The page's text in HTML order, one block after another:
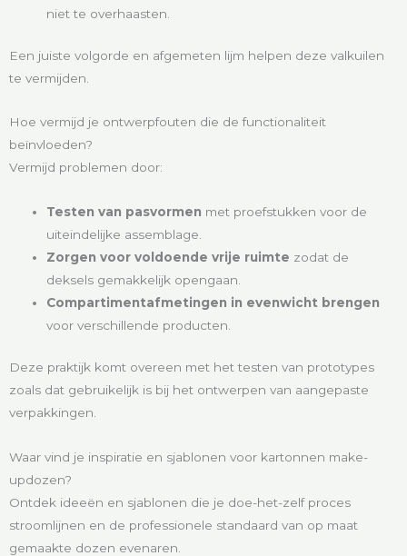
niet te overhaasten.
Een juiste volgorde en afgemeten lijm helpen deze valkuilen
te vermijden.
Hoe vermijd je ontwerpfouten die de functionaliteit
beïnvloeden?
Vermijd problemen door:
Testen van pasvormen met proefstukken voor de
uiteindelijke assemblage.
Zorgen voor voldoende vrije ruimte zodat de
deksels gemakkelijk opengaan.
Compartimentafmetingen in evenwicht brengen
voor verschillende producten.
Deze praktijk komt overeen met het testen van prototypes
zoals dat gebruikelijk is bij het ontwerpen van aangepaste
verpakkingen.
Waar vind je inspiratie en sjablonen voor kartonnen make-
updozen?
Ontdek ideeën en sjablonen die je doe-het-zelf proces
stroomlijnen en de professionele standaard van op maat
gemaakte dozen evenaren.